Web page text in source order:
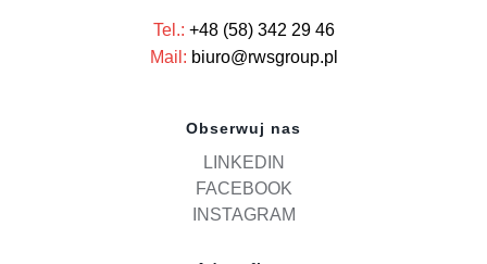
Tel.: +48 (58) 342 29 46
Mail: biuro@rwsgroup.pl
Obserwuj nas
LINKEDIN
FACEBOOK
INSTAGRAM